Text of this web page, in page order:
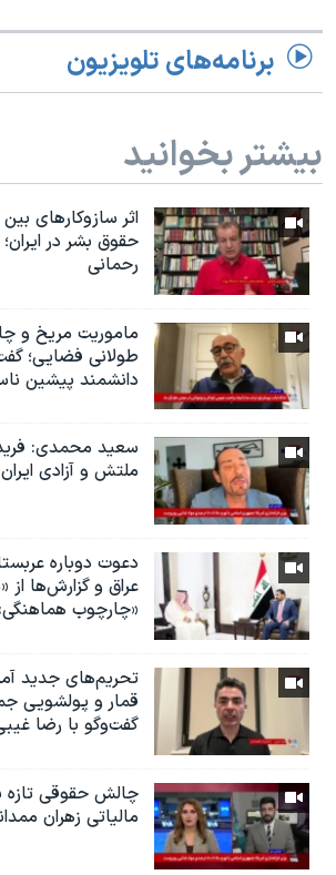
برنامه‌های تلویزیون
بیشتر بخوانید
اثر ساز‌و‌کارهای
حقوق بشر در
رحمانی
ماموریت مریخ و
طولانی فضایی؛
دانشمند پیشین
سعید محمدی:
ملتش و آزادی
دعوت دوباره
عراق و گزارش‌ها از
«چارچوب
تحریم‌های جدید
قمار و پولشویی
گفت‌وگو با رضا
چالش حقوقی تازه
مالیاتی زهران